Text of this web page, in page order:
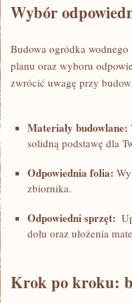
Wybór​
Budowa ogródka
planu oraz wyboru
zwrócić uwagę przy
Materiały budowlane:
solidną ⁢podstawę dla
Odpowiednia folia:
⁢zbiornika.
Odpowiedni sprzęt:
dołu ‍oraz ułożenia
Krok po ‌kroku: